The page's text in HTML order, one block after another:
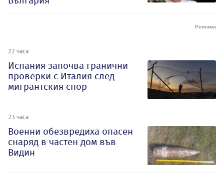
22 часа
Испания започва гранични
проверки с Италия след
мигрантския спор
23 часа
Военни обезвредиха опасен
снаряд в частен дом във
Видин